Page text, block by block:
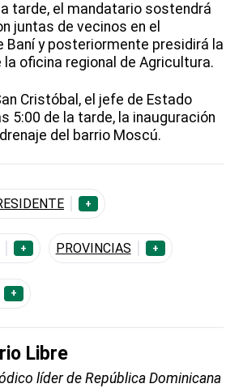
tarde, el mandatario sostendrá
juntas de vecinos en el
Baní y posteriormente presidirá la
la oficina regional de Agricultura.
Cristóbal, el jefe de Estado
5:00 de la tarde, la inauguración
del barrio Moscú.
+
+ PROVINCIAS +
+
Libre
líder de República Dominicana